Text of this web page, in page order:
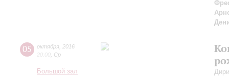
05 октября 2016
20:00 Ср
Большой зал